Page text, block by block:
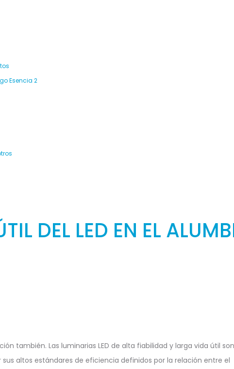
Esencia 2
DEL LED EN EL
también. Las luminarias LED de alta fiabilidad y larga vida útil son
altos estándares de eficiencia definidos por la relación entre el